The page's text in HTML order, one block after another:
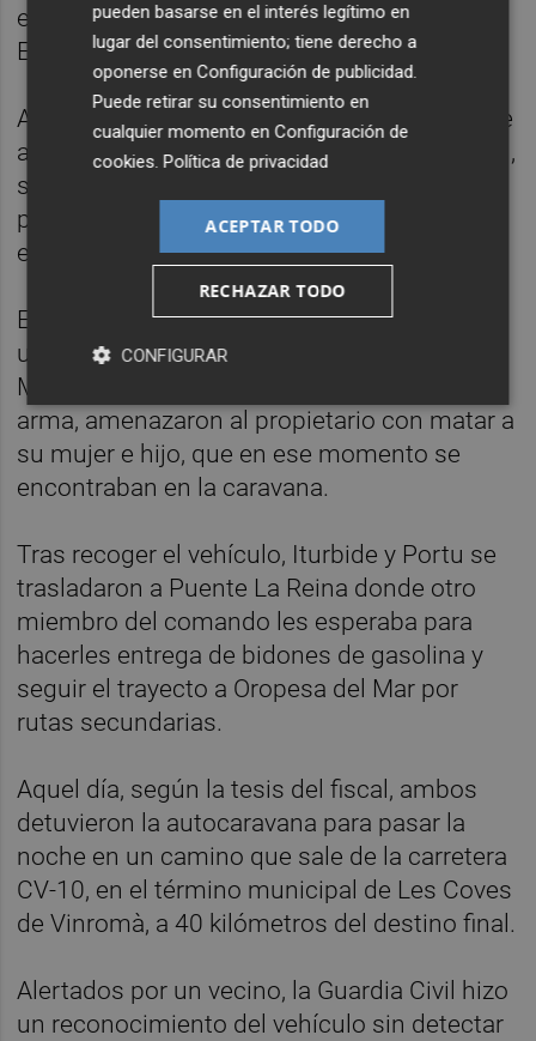
en Marina d'Or que les había encomendado
ETA.
Añade que fueron ellos dos quienes, el 25 de
agosto de 2007, un día antes de la explosión,
se desplazaron a Venta de Baztán (Navarra)
para recoger la autocaravana, cargada con
entre 500 y 1000 kilos de amonal.
El vehículo había sido robado la víspera en
un aparcamiento de la localidad francesa de
Messanges por cuatro etarras que, con un
arma, amenazaron al propietario con matar a
su mujer e hijo, que en ese momento se
encontraban en la caravana.
Tras recoger el vehículo, Iturbide y Portu se
trasladaron a Puente La Reina donde otro
miembro del comando les esperaba para
hacerles entrega de bidones de gasolina y
seguir el trayecto a Oropesa del Mar por
rutas secundarias.
Aquel día, según la tesis del fiscal, ambos
detuvieron la autocaravana para pasar la
noche en un camino que sale de la carretera
CV-10, en el término municipal de Les Coves
de Vinromà, a 40 kilómetros del destino final.
Alertados por un vecino, la Guardia Civil hizo
un reconocimiento del vehículo sin detectar
pueden basarse en el interés legítimo en
lugar del consentimiento; tiene derecho a
oponerse enConfiguración de publicidad.
Puede retirar su consentimiento en
cualquier momento enConfiguración de
cookies.Política de privacidad
ACEPTAR TODO
RECHAZAR TODO
CONFIGURAR